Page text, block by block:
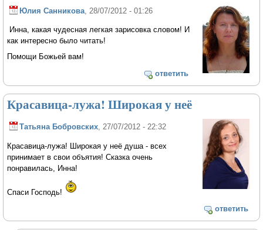
Юлия Санникова , 28/07/2012 - 01:26
Инна, какая чудесная легкая зарисовка словом! И
как интересно было читать!
Помощи Божьей вам!
ответить
Красавица-лужа! Широкая у неё
Татьяна Бобровских, 27/07/2012 - 22:32
Красавица-лужа! Широкая у неё душа - всех
принимает в свои объятия! Сказка очень
понравилась, Инна!
Спаси Господь!
ответить